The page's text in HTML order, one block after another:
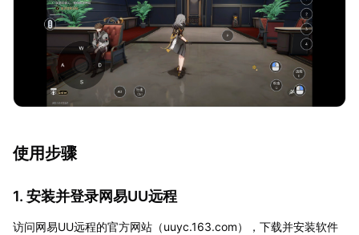
使用步骤
1. 安装并登录网易UU远程
访问网易UU远程的官方网站（uuyc.163.com），下载并安装软件